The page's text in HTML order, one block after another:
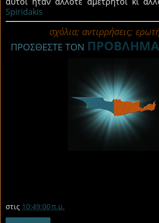
Spiridakis
σχόλια; αντιρρήσεις;
ΠΡΟΣΘΕΣΤΕ ΤΟΝ
στις 10:49:00 π.μ.